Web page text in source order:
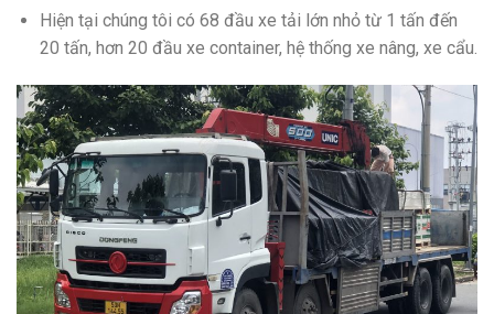
Hiện tại chúng tôi có 68 đầu xe tải lớn nhỏ từ 1 tấn đến
20 tấn, hơn 20 đầu xe container, hệ thống xe nâng, xe cẩu.